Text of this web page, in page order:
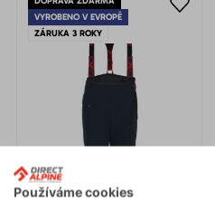
sporty.
VYROBENO V EVROPĚ
ZÁRUKA 3 ROKY
Používáme cookies